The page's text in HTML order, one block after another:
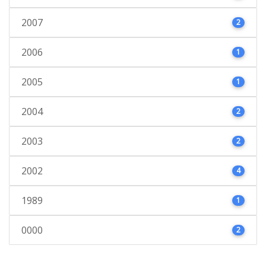
2007 2
2006 1
2005 1
2004 2
2003 2
2002 4
1989 1
0000 2